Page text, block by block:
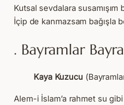
Kutsal sevdalara susamışım
İçip de kanmazsam bağışla
. Bayramlar
Kaya Kuzucu
Alem-i İslam’a rahmet su gibi